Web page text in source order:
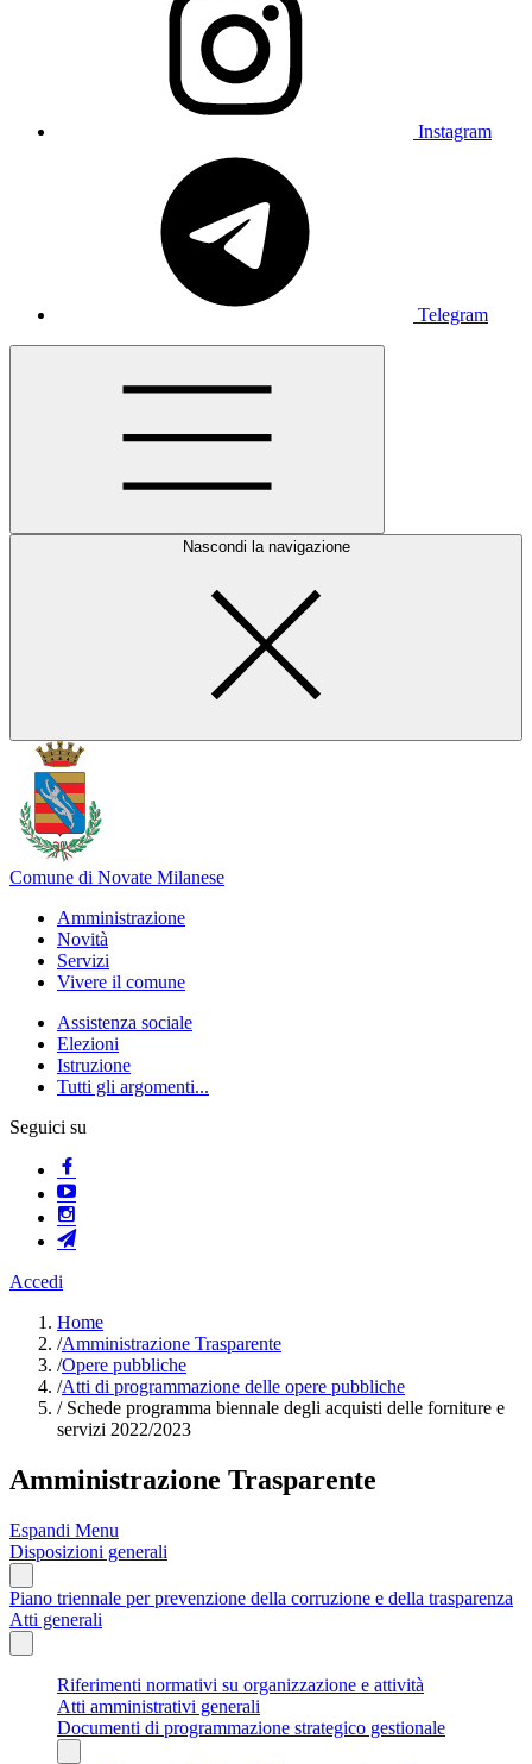
Instagram
Telegram
Nascondi la navigazione
Comune di Novate Milanese
Amministrazione
Novità
Servizi
Vivere il comune
Assistenza sociale
Elezioni
Istruzione
Tutti gli argomenti...
Seguici su
Accedi
Home
/Amministrazione Trasparente
/Opere pubbliche
/Atti di programmazione delle opere pubbliche
/Schede programma biennale degli acquisti delle forniture e
servizi 2022/2023
Amministrazione Trasparente
Espandi Menu
Disposizioni generali
Piano triennale per prevenzione della corruzione e della trasparenza
Atti generali
Riferimenti normativi su organizzazione e attività
Atti amministrativi generali
Documenti di programmazione strategico gestionale